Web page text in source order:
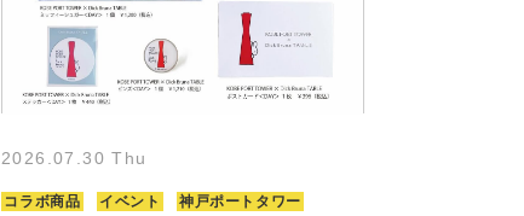
2026.07.30 Thu
コラボ商品 イベント
神戸ポートタワー